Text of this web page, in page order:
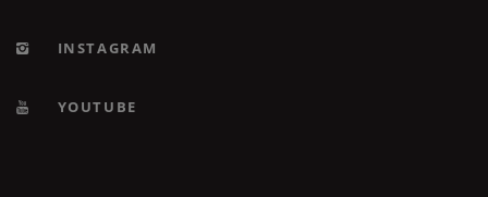
INSTAGRAM
YOUTUBE